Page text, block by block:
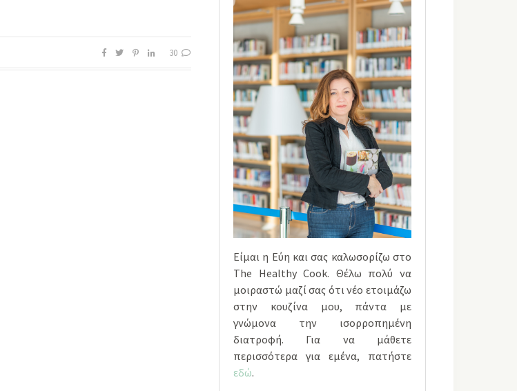
30
Είμαι η Εύη και σας καλωσορίζω στο
The Healthy Cook. Θέλω πολύ να
μοιραστώ μαζί σας ότι νέο ετοιμάζω
στην κουζίνα μου, πάντα με
γνώμονα την ισορροπημένη
διατροφή. Για να μάθετε
περισσότερα για εμένα, πατήστε
εδώ.